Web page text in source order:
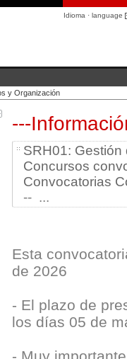
Idioma · language
y Organización
---
SRH01:
Concursos
Convocatorias
-- ...
Esta
de 2026
- El plazo de
los días 05 de